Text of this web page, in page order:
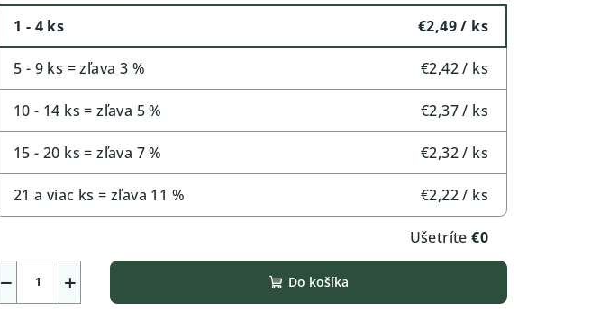
1 - 4 ks €2,49/ ks
5 - 9 ks = zľava 3 % €2,42/ ks
10 - 14 ks = zľava 5 % €2,37/ ks
15 - 20 ks = zľava 7 % €2,32/ ks
21 a viac ks = zľava 11 % €2,22/ ks
Ušetríte€0
+
− Do košíka